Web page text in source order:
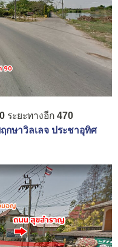
ระยะทางอีก 470
กษาวิลเลจ ประชาอุทิศ